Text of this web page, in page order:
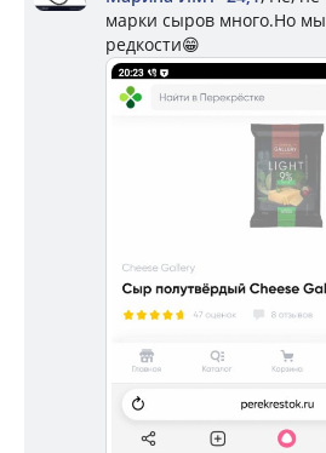
марки сыров много.Но
редкости😁